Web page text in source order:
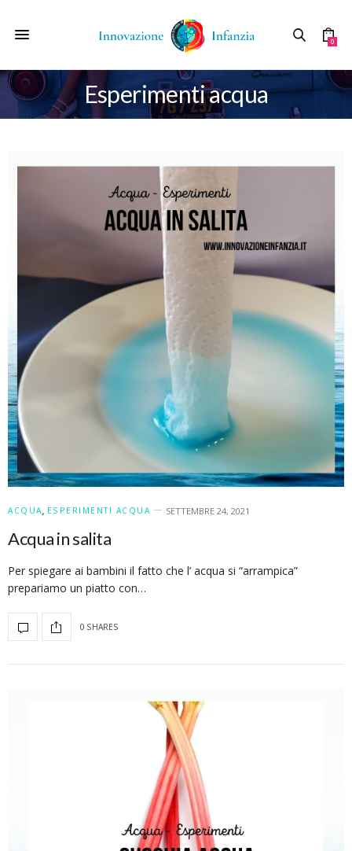
0
Esperimenti acqua
ACQUA, ESPERIMENTI ACQUA SETTEMBRE 24, 2021
Acqua in salita
Per spiegare ai bambini il fatto che l’ acqua si “arrampica”
prepariamo un piatto con…
0 SHARES